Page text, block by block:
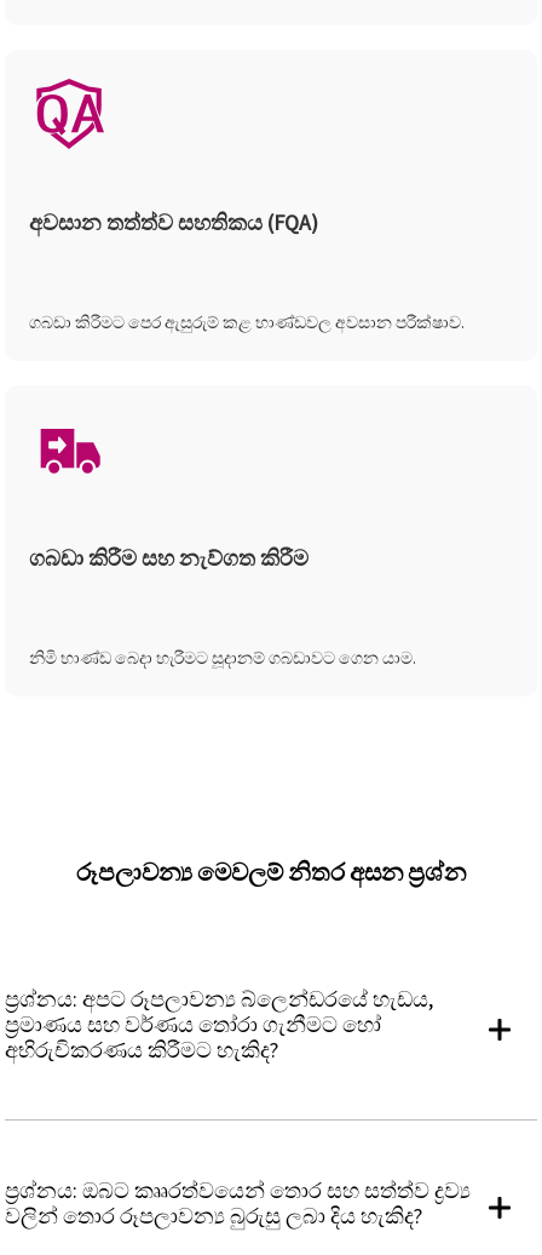
අවසාන තත්ත්ව සහතිකය (FQA)
ගබඩා කිරීමට පෙර ඇසුරුම් කළ භාණ්ඩවල අවසාන පරීක්ෂාව.
ගබඩා කිරීම සහ නැව්ගත කිරීම
නිමි භාණ්ඩ බෙදා හැරීමට සූදානම් ගබඩාවට ගෙන යාම.
රූපලාවන්‍ය මෙවලම් නිතර අසන ප්‍රශ්න
ප්‍රශ්නය: අපට රූපලාවන්‍ය බ්ලෙන්ඩරයේ හැඩය,
ප්‍රමාණය සහ වර්ණය තෝරා ගැනීමට හෝ
අභිරුචිකරණය කිරීමට හැකිද?
ප්‍රශ්නය: ඔබට කෲරත්වයෙන් තොර සහ සත්ත්ව ද්‍රව්‍ය
වලින් තොර රූපලාවන්‍ය බුරුසු ලබා දිය හැකිද?